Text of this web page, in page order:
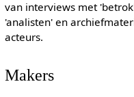
van interviews met
'analisten' en
acteurs.
Makers